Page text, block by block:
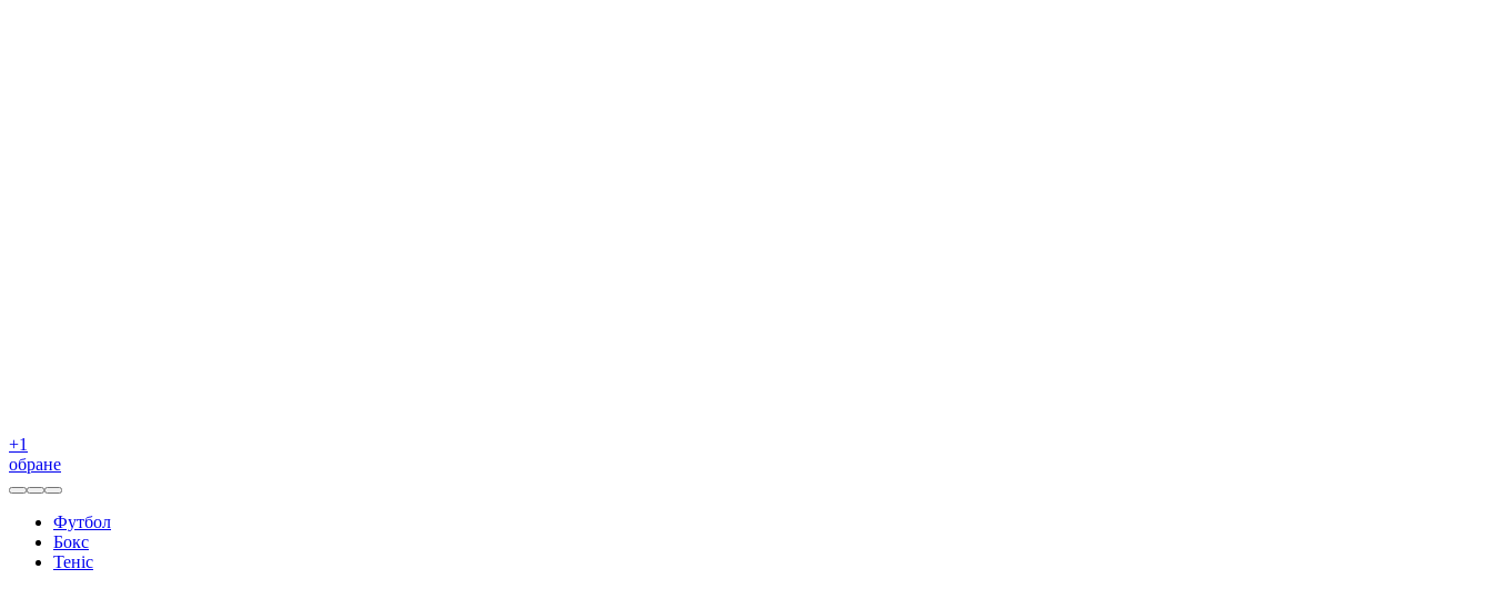
+1
обране
Футбол
Бокс
Теніс